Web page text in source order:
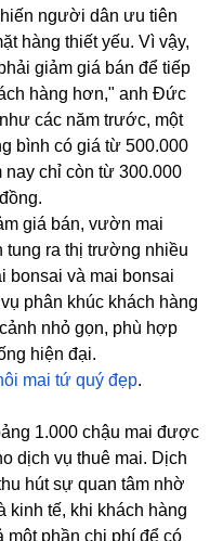
người dân ưu tiên
hàng thiết yếu. Vì vậy,
giảm giá bán để tiếp
hàng hơn," anh Đức
các năm trước, một
bình có giá từ 500.000
nay chỉ còn từ 300.000
giá bán, vườn mai
ra thị trường nhiều
bonsai và mai bonsai
phân khúc khách hàng
nhỏ gọn, phù hợp
hiện đại.
mai tứ quý đẹp.
1.000 chậu mai được
dịch vụ thuê mai. Dịch
hút sự quan tâm nhờ
kinh tế, khi khách hàng
một phần chi phí để có